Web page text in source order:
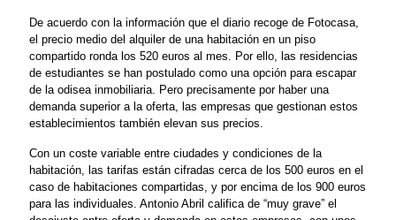
De acuerdo con la información que el diario recoge de Fotocasa,
el precio medio del alquiler de una habitación en un piso
compartido ronda los 520 euros al mes. Por ello, las residencias
de estudiantes se han postulado como una opción para escapar
de la odisea inmobiliaria. Pero precisamente por haber una
demanda superior a la oferta, las empresas que gestionan estos
establecimientos también elevan sus precios.
Con un coste variable entre ciudades y condiciones de la
habitación, las tarifas están cifradas cerca de los 500 euros en el
caso de habitaciones compartidas, y por encima de los 900 euros
para las individuales. Antonio Abril califica de “muy grave” el